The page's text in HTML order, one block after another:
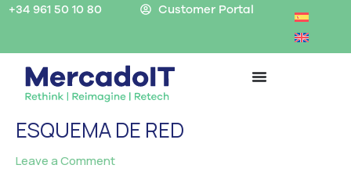
Skip+34 961 50 10 80 Customer Portal
ESQUEMA DE RED
Leave a Comment